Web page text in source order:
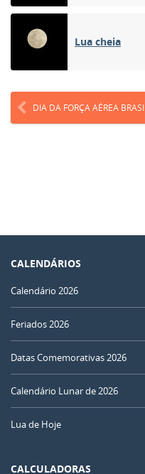
Lua cheia
DIA DA FORÇA AÉREA
CALENDÁRIOS
Calendário 2026
Feriados 2026
Datas Comemorativas 2026
Calendário Lunar de 2026
Lua de Hoje
CALCULADORAS